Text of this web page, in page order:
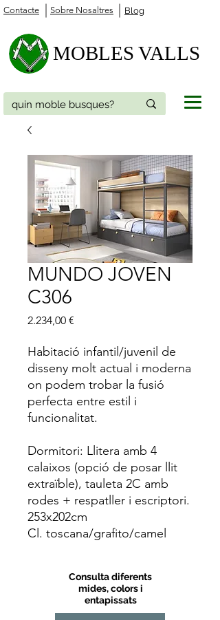
Contacte Blog
Sobre Nosaltres
MOBLES VALLS
MUNDO JOVEN
C306
2.234,00 €
Habitació infantil/juvenil de
disseny molt actual i moderna
on podem trobar la fusió
perfecta entre estil i
funcionalitat.
Dormitori: Llitera amb 4
calaixos (opció de posar llit
extraïble), tauleta 2C amb
rodes + respatller i escriptori.
253x202cm
Cl. toscana/grafito/camel
Consulta diferents
mides, colors i
entapissats